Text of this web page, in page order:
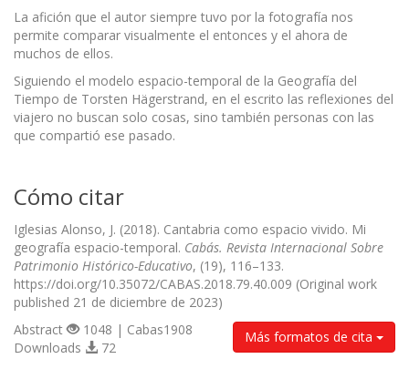
La afición que el autor siempre tuvo por la fotografía nos
permite comparar visualmente el entonces y el ahora de
muchos de ellos.
Siguiendo el modelo espacio-temporal de la Geografía del
Tiempo de Torsten Hägerstrand, en el escrito las reflexiones del
viajero no buscan solo cosas, sino también personas con las
que compartió ese pasado.
Cómo citar
Iglesias Alonso, J. (2018). Cantabria como espacio vivido. Mi
geografía espacio-temporal. Cabás. Revista Internacional Sobre
Patrimonio Histórico-Educativo, (19), 116–133.
https://doi.org/10.35072/CABAS.2018.79.40.009 (Original work
published 21 de diciembre de 2023)
Más formatos de cita
Abstract
1048 | Cabas1908
Downloads
72